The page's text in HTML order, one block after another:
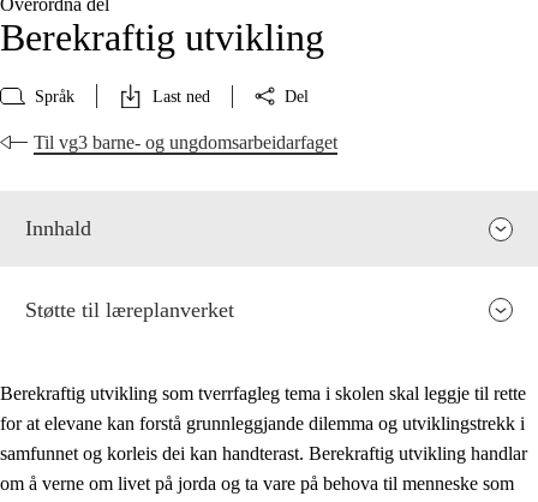
Overordna del
Berekraftig utvikling
Språk Last ned Del
Til vg3 barne- og ungdomsarbeidarfaget
Innhald
Støtte til læreplanverket
Berekraftig utvikling som tverrfagleg tema i skolen skal leggje til rette
for at elevane kan forstå grunnleggjande dilemma og utviklingstrekk i
samfunnet og korleis dei kan handterast. Berekraftig utvikling handlar
om å verne om livet på jorda og ta vare på behova til menneske som